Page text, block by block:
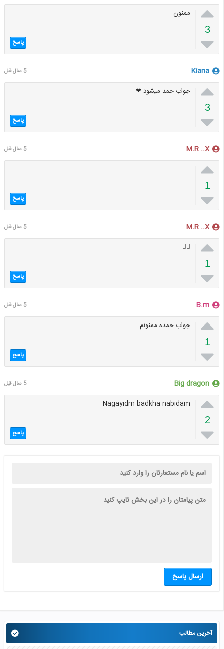

3

ممنون
پاسخ
Kiana 5 سال قبل

3

جواب حمد میشود ❤
پاسخ
M.R ..X 5 سال قبل

1

…..
پاسخ
M.R ..X 5 سال قبل

1

👍🏻
پاسخ
B.m 5 سال قبل

1

جواب حمده ممنونم
پاسخ
Big dragon 5 سال قبل

2

Nagayidm badkha nabidam
پاسخ
ارسال پاسخ
آخرین مطالب